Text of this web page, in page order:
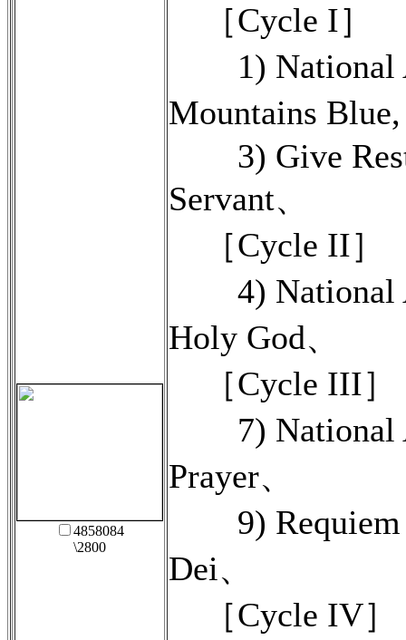
4858084
\2800
［Cycle I］
1) National
Mountains
3) Give
Servant、
［Cycle II］
4) National
Holy God、
［Cycle III］
7) National
Prayer、
9) Requiem
Dei、
［Cycle IV］